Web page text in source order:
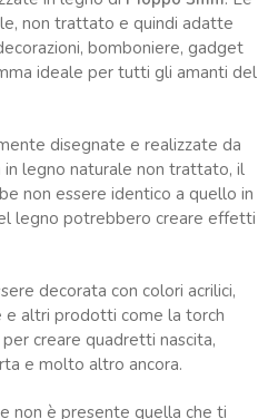
non trattato e quindi adatte
bomboniere, gadget
ideale per tutti gli amanti del
disegnate e realizzate da
in legno naturale non trattato, il
non essere identico a quello in
legno potrebbero creare effetti
decorata con colori acrilici,
altri prodotti come la torch
creare quadretti nascita,
e molto altro ancora.
non è presente quella che ti